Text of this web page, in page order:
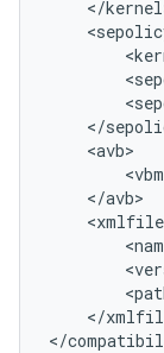
</kernel
<
<
<
<
</
<avb>
<
</avb>
<xmlfile
<
<
<
</
</